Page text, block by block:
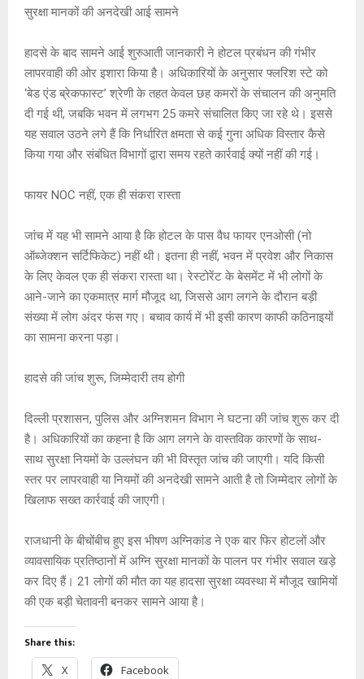
सुरक्षा मानकों की अनदेखी आई सामने
हादसे के बाद सामने आई शुरुआती जानकारी ने होटल प्रबंधन की गंभीर
लापरवाही की ओर इशारा किया है। अधिकारियों के अनुसार फ्लरिश स्टे को
‘बेड एंड ब्रेकफास्ट’ श्रेणी के तहत केवल छह कमरों के संचालन की अनुमति
दी गई थी, जबकि भवन में लगभग 25 कमरे संचालित किए जा रहे थे। इससे
यह सवाल उठने लगे हैं कि निर्धारित क्षमता से कई गुना अधिक विस्तार कैसे
किया गया और संबंधित विभागों द्वारा समय रहते कार्रवाई क्यों नहीं की गई।
फायर NOC नहीं, एक ही संकरा रास्ता
जांच में यह भी सामने आया है कि होटल के पास वैध फायर एनओसी (नो
ऑब्जेक्शन सर्टिफिकेट) नहीं थी। इतना ही नहीं, भवन में प्रवेश और निकास
के लिए केवल एक ही संकरा रास्ता था। रेस्टोरेंट के बेसमेंट में भी लोगों के
आने-जाने का एकमात्र मार्ग मौजूद था, जिससे आग लगने के दौरान बड़ी
संख्या में लोग अंदर फंस गए। बचाव कार्य में भी इसी कारण काफी कठिनाइयों
का सामना करना पड़ा।
हादसे की जांच शुरू, जिम्मेदारी तय होगी
दिल्ली प्रशासन, पुलिस और अग्निशमन विभाग ने घटना की जांच शुरू कर दी
है। अधिकारियों का कहना है कि आग लगने के वास्तविक कारणों के साथ-
साथ सुरक्षा नियमों के उल्लंघन की भी विस्तृत जांच की जाएगी। यदि किसी
स्तर पर लापरवाही या नियमों की अनदेखी सामने आती है तो जिम्मेदार लोगों के
खिलाफ सख्त कार्रवाई की जाएगी।
राजधानी के बीचोंबीच हुए इस भीषण अग्निकांड ने एक बार फिर होटलों और
व्यावसायिक प्रतिष्ठानों में अग्नि सुरक्षा मानकों के पालन पर गंभीर सवाल खड़े
कर दिए हैं। 21 लोगों की मौत का यह हादसा सुरक्षा व्यवस्था में मौजूद खामियों
की एक बड़ी चेतावनी बनकर सामने आया है।
Share this:
X Facebook